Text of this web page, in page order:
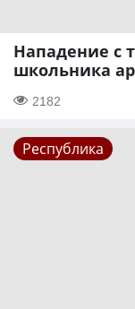
Нападение с
школьника
2182
Республика